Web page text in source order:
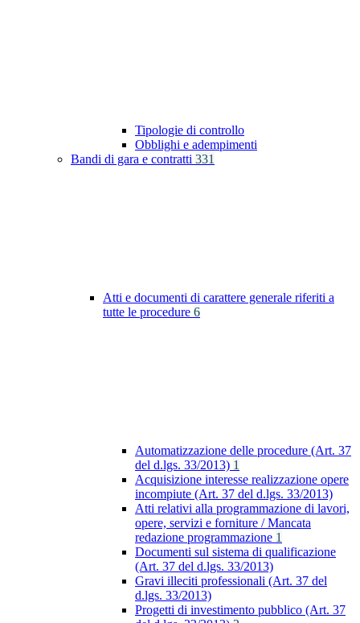
Tipologie di controllo
Obblighi e adempimenti
Bandi di gara e contratti 331
Atti e documenti di carattere generale riferiti a
tutte le procedure 6
Automatizzazione delle procedure (Art. 37
del d.lgs. 33/2013) 1
Acquisizione interesse realizzazione opere
incompiute (Art. 37 del d.lgs. 33/2013)
Atti relativi alla programmazione di lavori,
opere, servizi e forniture / Mancata
redazione programmazione 1
Documenti sul sistema di qualificazione
(Art. 37 del d.lgs. 33/2013)
Gravi illeciti professionali (Art. 37 del
d.lgs. 33/2013)
Progetti di investimento pubblico (Art. 37